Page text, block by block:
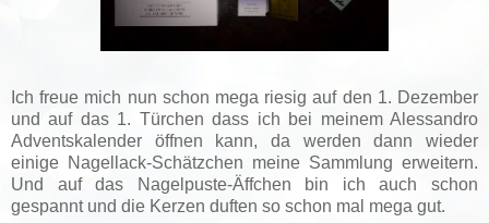
Ich freue mich nun schon mega riesig auf den 1. Dezember
und auf das 1. Türchen dass ich bei meinem Alessandro
Adventskalender öffnen kann, da werden dann wieder
einige Nagellack-Schätzchen meine Sammlung erweitern.
Und auf das Nagelpuste-Äffchen bin ich auch schon
gespannt und die Kerzen duften so schon mal mega gut.